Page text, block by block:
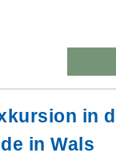
in
in Wals